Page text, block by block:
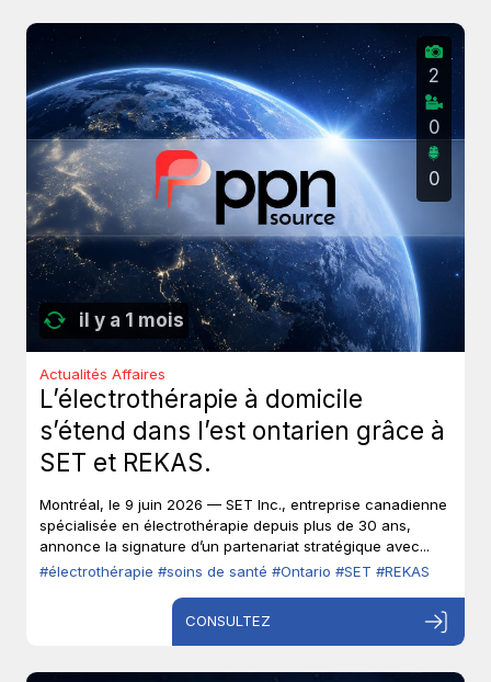
il y a 1 mois
2
0
0
Actualités Affaires
L’électrothérapie à domicile
s’étend dans l’est ontarien grâce à
SET et REKAS.
Montréal, le 9 juin 2026 — SET Inc., entreprise canadienne
spécialisée en électrothérapie depuis plus de 30 ans,
annonce la signature d’un partenariat stratégique avec...
#électrothérapie #soins de santé #Ontario #SET #REKAS
CONSULTEZ